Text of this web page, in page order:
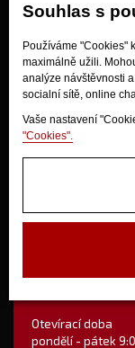
Souhlas s
Používáme "Cookies"
maximálně užili.
analýze návštěvnosti
socialní sítě, online
Vaše nastavení
"Cookies".
Jak nakupovat?
Obchodní podmínky
Doprava
Odstoupení od kupní
280 02 Kolín
Otevírací doba
pondělí - pátek